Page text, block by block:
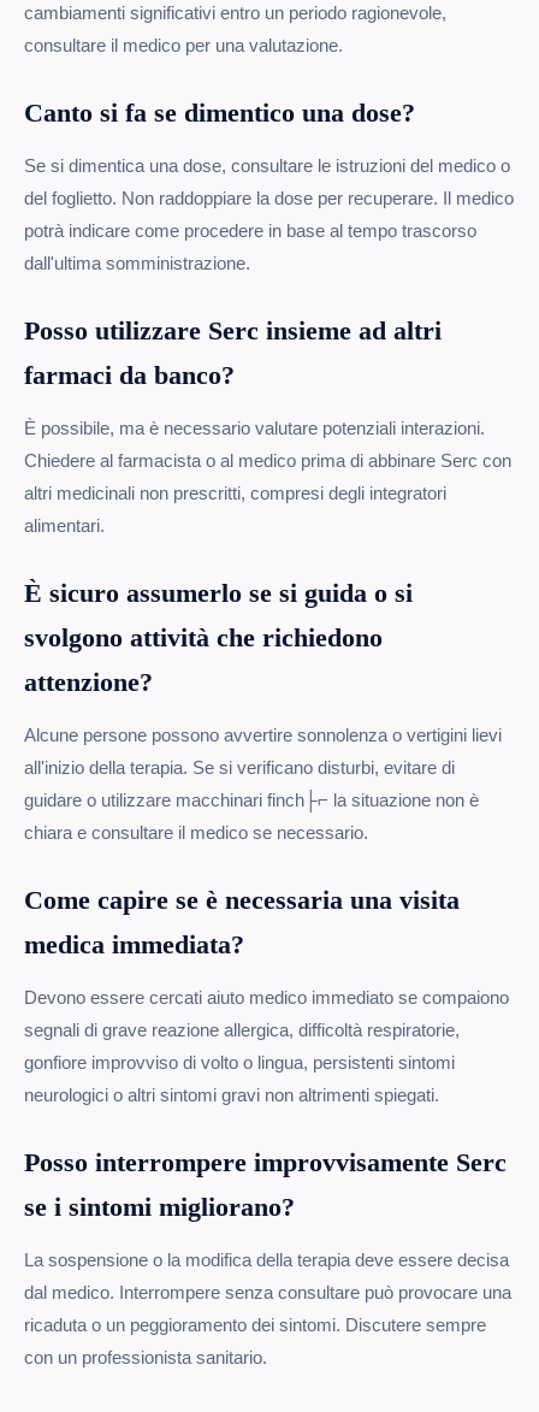
cambiamenti significativi entro un periodo ragionevole,
consultare il medico per una valutazione.
Canto si fa se dimentico una dose?
Se si dimentica una dose, consultare le istruzioni del medico o
del foglietto. Non raddoppiare la dose per recuperare. Il medico
potrà indicare come procedere in base al tempo trascorso
dall'ultima somministrazione.
Posso utilizzare Serc insieme ad altri
farmaci da banco?
È possibile, ma è necessario valutare potenziali interazioni.
Chiedere al farmacista o al medico prima di abbinare Serc con
altri medicinali non prescritti, compresi degli integratori
alimentari.
È sicuro assumerlo se si guida o si
svolgono attività che richiedono
attenzione?
Alcune persone possono avvertire sonnolenza o vertigini lievi
all'inizio della terapia. Se si verificano disturbi, evitare di
guidare o utilizzare macchinari finch├⌐ la situazione non è
chiara e consultare il medico se necessario.
Come capire se è necessaria una visita
medica immediata?
Devono essere cercati aiuto medico immediato se compaiono
segnali di grave reazione allergica, difficoltà respiratorie,
gonfiore improvviso di volto o lingua, persistenti sintomi
neurologici o altri sintomi gravi non altrimenti spiegati.
Posso interrompere improvvisamente Serc
se i sintomi migliorano?
La sospensione o la modifica della terapia deve essere decisa
dal medico. Interrompere senza consultare può provocare una
ricaduta o un peggioramento dei sintomi. Discutere sempre
con un professionista sanitario.